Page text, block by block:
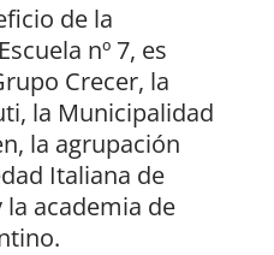
de la
nº 7, es
Crecer, la
la Municipalidad
la agrupación
Italiana de
academia de